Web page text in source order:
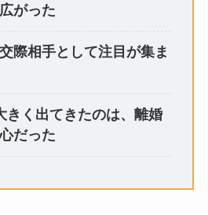
がった
際相手として注目が集ま
きく出てきたのは、離婚
だった